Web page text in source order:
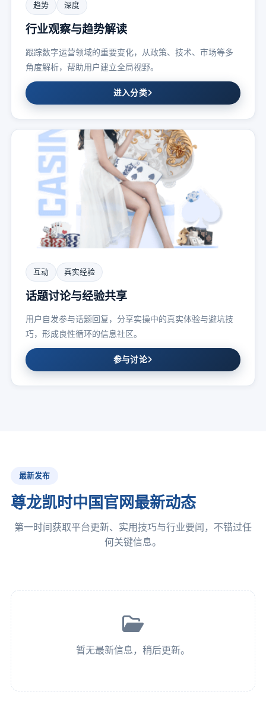
趋势 深度
行业观察与趋势解读
跟踪数字运营领域的重要变化，从政策、技术、市场等多
角度解析，帮助用户建立全局视野。
进入分类
互动 真实经验
话题讨论与经验共享
用户自发参与话题回复，分享实操中的真实体验与避坑技
巧，形成良性循环的信息社区。
参与讨论
最新发布
尊龙凯时中国官网最新动态
第一时间获取平台更新、实用技巧与行业要闻，不错过任
何关键信息。
暂无最新信息，稍后更新。